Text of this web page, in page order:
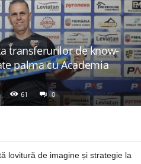
transferurilor de know-
palma cu Academia
61 0
lovitură de imagine și strategie la